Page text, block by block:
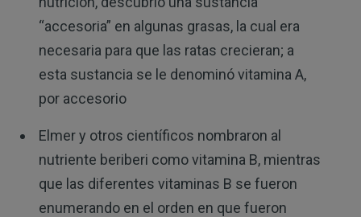
“accesoria” en algunas grasas, la cual era
necesaria para que las ratas crecieran; a
esta sustancia se le denominó vitamina A,
por accesorio
Elmer y otros científicos nombraron al
nutriente beriberi como vitamina B, mientras
que las diferentes vitaminas B se fueron
enumerando en el orden en que fueron